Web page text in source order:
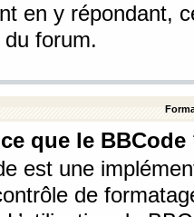
en y répondant,
forum.
ce que le BBCode
est une
de